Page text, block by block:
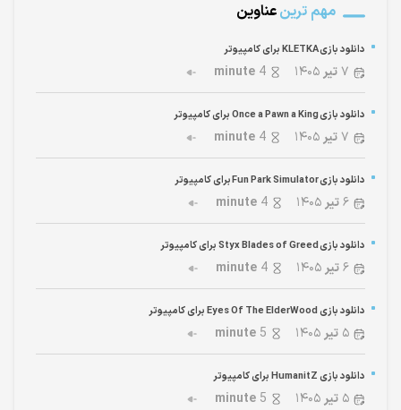
مهم ترینعناوین
دانلود بازی KLETKA برای کامپیوتر
۷تیر ۱۴۰۵ 4
minute
دانلود بازی Once a Pawn a King برای کامپیوتر
۷تیر ۱۴۰۵ 4
minute
دانلود بازی Fun Park Simulator برای کامپیوتر
۶تیر ۱۴۰۵ 4
minute
دانلود بازی Styx Blades of Greed برای کامپیوتر
۶تیر ۱۴۰۵ 4
minute
دانلود بازی Eyes Of The ElderWood برای کامپیوتر
۵ تیر ۱۴۰۵ 5
minute
دانلود بازی HumanitZ برای کامپیوتر
۵ تیر ۱۴۰۵ 5
minute